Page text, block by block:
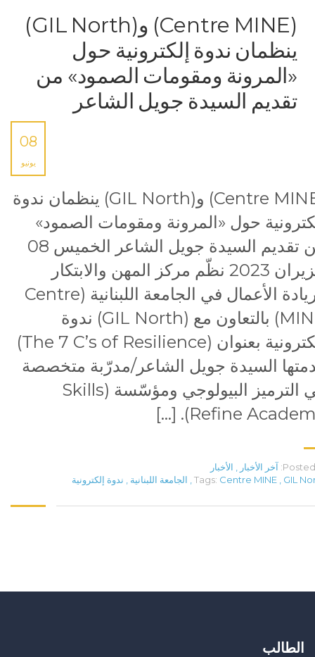
(Centre MINE) و(GIL North)
ينظمان ندوة إلكترونية حول
«المرونة ومقومات الصمود» من
تقديم السيدة جويل الشاعر
08
يونيو
(Centre MINE) و(GIL North) ينظمان ندوة
حول «المرونة ومقومات الصمود»
من تقديم السيدة جويل الشاعر الخميس 08
حزيران 2023 نظّم مركز المهن والابتكار
وريادة الأعمال في الجامعة اللبنانية (Centre
MINE) بالتعاون مع (GIL North) ندوة
إلكترونية بعنوان (The 7 C’s of Resilience)
السيدة جويل الشاعر/مدرّبة متخصصة
في الترميز البيولوجي ومؤسّسة (Skills
Refine Academy).
Posted آخر الأخبار
الأخبار
Tags: Centre MINE GIL الجامعة اللبنانية ندوة إلكترونية
الطالب